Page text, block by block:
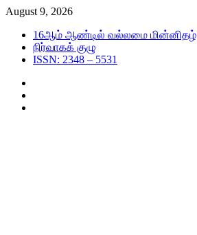
Skip
content
August 9, 2026
16ஆம் ஆண்டில் வல்லமை மின்னிதழ்
நிர்வாகக் குழு
ISSN: 2348 – 5531